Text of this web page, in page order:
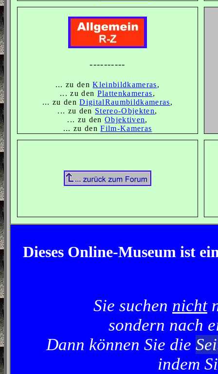
----------
... zu denKleinbildkameras,
... zu den Plattenkameras,
... zu denDigitalRaumbildkameras,
... zu den Stereo-Objekten,
... zu den Objektiven,
... zu denFilm-Kameras
Dieses Online-Museum ist
Sie suchen nicht
sondern nach
Dann können Sie die
indem